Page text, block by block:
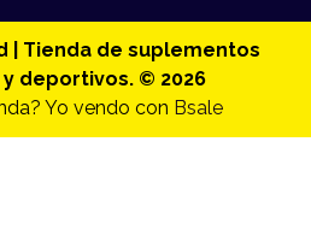
| Tienda de suplementos
deportivos. © 2026
Yo vendo con Bsale